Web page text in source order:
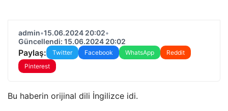
admin•15.06.2024 20:02•
Güncellendi: 15.06.2024 20:02
Paylaş: Twitter Facebook WhatsApp
Reddit
Pinterest
Bu haberin orijinal dili İngilizce idi.